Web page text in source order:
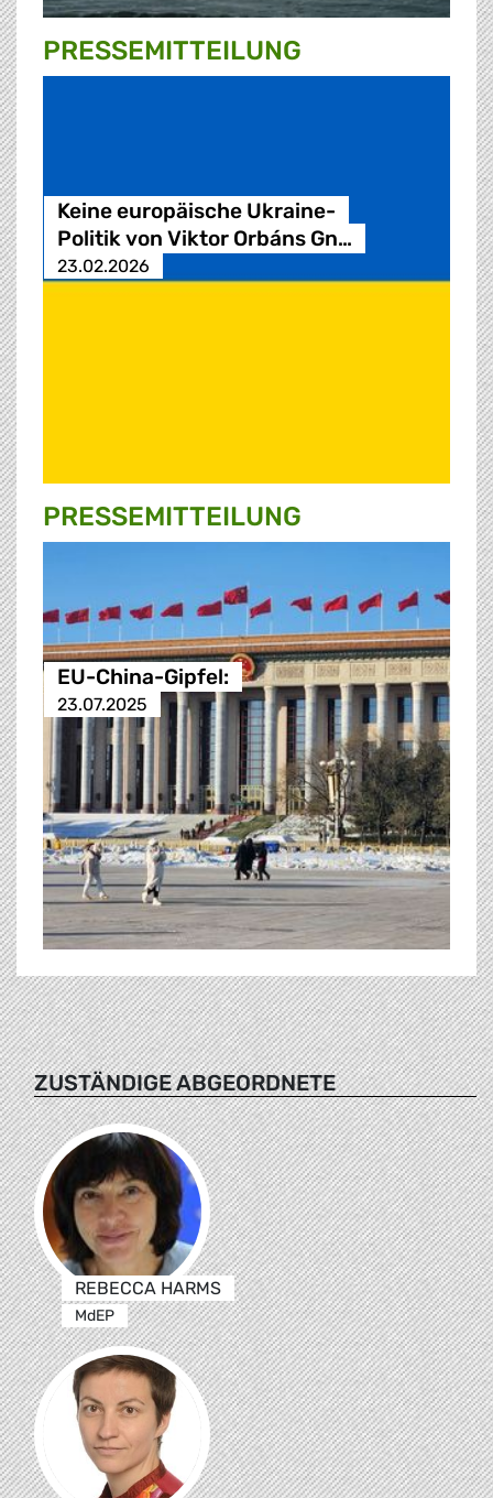
PRESSE­MITTEILUNG
Keine europäische Ukraine-
Politik von Viktor Orbáns Gn…
23.02.2026
PRESSE­MITTEILUNG
EU-China-Gipfel:
23.07.2025
ZUSTÄNDIGE ABGEORDNETE
REBECCA HARMS
MdEP